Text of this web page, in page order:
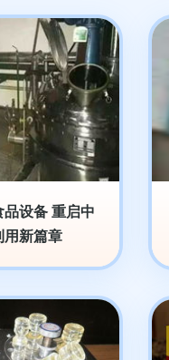
设备 重启中
用新篇章